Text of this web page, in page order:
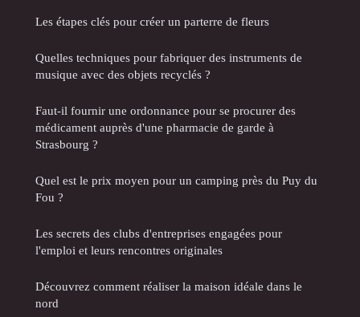
Les étapes clés pour créer un parterre de fleurs
Quelles techniques pour fabriquer des instruments de
musique avec des objets recyclés ?
Faut-il fournir une ordonnance pour se procurer des
médicament auprès d'une pharmacie de garde à
Strasbourg ?
Quel est le prix moyen pour un camping près du Puy du
Fou ?
Les secrets des clubs d'entreprises engagées pour
l'emploi et leurs rencontres originales
Découvrez comment réaliser la maison idéale dans le
nord